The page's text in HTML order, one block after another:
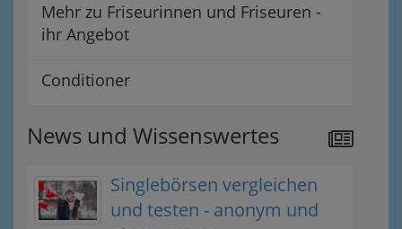
Mehr zu Friseurinnen und Friseuren -
ihr Angebot
Conditioner
News und Wissenswertes
Singlebörsen vergleichen
und testen - anonym und